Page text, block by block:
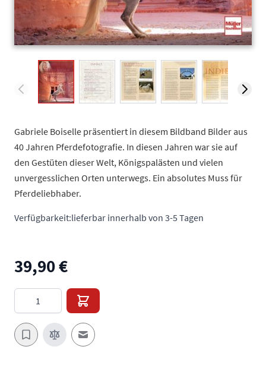
View larger imageView larger imageView larger imageView larger image
View larger
Gabriele Boiselle präsentiert in diesem Bildband Bilder aus
40 Jahren Pferdefotografie. In diesen Jahren war sie auf
den Gestüten dieser Welt, Königspalästen und vielen
unvergesslichen Orten unterwegs. Ein absolutes Muss für
Pferdeliebhaber.
Verfügbarkeit:lieferbar innerhalb von 3-5 Tagen
39,90 €
Menge
E-Mail an einen Freund